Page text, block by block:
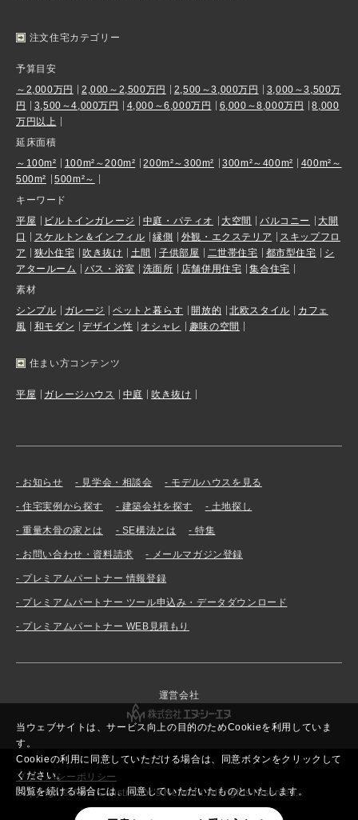
当ウェブサイトは、サービス向上の目的のためCookieを利用していま
す。
Cookieの利用に同意していただける場合は、同意ボタンをクリックして
ください。
閲覧を続ける場合には、同意していただいたものといたします。
注文住宅カテゴリー
予算目安
～2,000万円
2,000～2,500万円 2,500～3,000万円
3,000～3,500万
円
3,500～4,000万円 4,000～6,000万円 6,000～8,000万円
8,000
万円以上
延床面積
～100m²
100m²～200m² 200m²～300m² 300m²～400m²
400m²～
500m²
500m²～
キーワード
平屋
ビルトインガレージ 中庭・パティオ 大空間 バルコニー
大開
口
スケルトン＆インフィル 縁側 外観・エクステリア
スキップフロ
ア
狭小住宅 吹き抜け 土間 子供部屋 二世帯住宅 都市型住宅
シ
アタールーム
バス・浴室 洗面所 店舗併用住宅
集合住宅
素材
シンプル
ガレージ ペットと暮らす 開放的 北欧スタイル
カフェ
風
和モダン デザイン性 オシャレ 趣味の空間
住まい方コンテンツ
平屋 ガレージハウス 中庭 吹き抜け
お知らせ 見学会・相談会 モデルハウスを見る
住宅実例から探す 建築会社を探す 土地探し
重量木骨の家とは SE構法とは 特集
お問い合わせ・資料請求 メールマガジン登録
プレミアムパートナー 情報登録
プレミアムパートナー ツール申込み・データダウンロード
プレミアムパートナー WEB見積もり
運営会社
プライバシーポリシー
Copyright© New Constructor’s Network. All rights reserved.